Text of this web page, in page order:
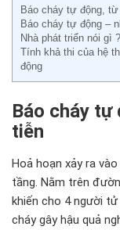
Báo cháy tự động,
Báo cháy tự động –
Nhà phát triển nói gì ?
Tính khả thi của hệ
động
Báo cháy
tiễn
Hoả hoạn xảy ra
tầng. Nằm trên
khiến cho 4 người
cháy gây hậu quả